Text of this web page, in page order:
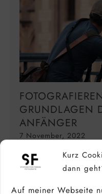
Kurz
dann
Auf meiner Webseite
GRUNDLAGEN
ANFÄNGER
7 November, 2022